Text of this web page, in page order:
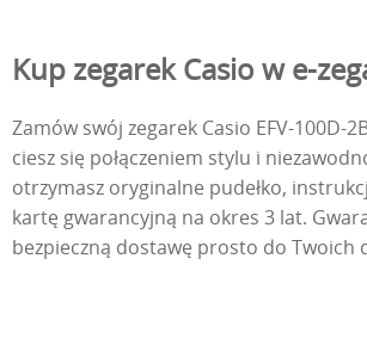
Kup zegarek Casio w e-
Zamów swój zegarek Casio EFV-100D-
ciesz się połączeniem stylu i
otrzymasz oryginalne pudełko,
kartę gwarancyjną na okres 3 lat.
bezpieczną dostawę prosto do Twoich